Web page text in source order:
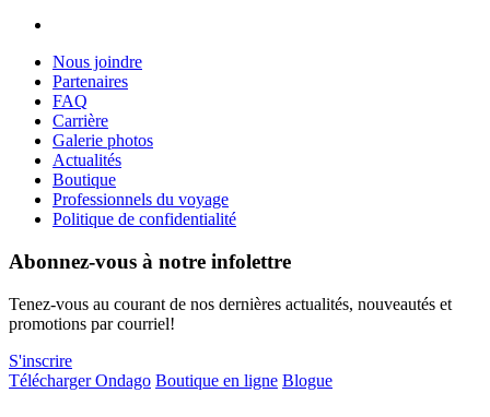
Nous joindre
Partenaires
FAQ
Carrière
Galerie photos
Actualités
Boutique
Professionnels du voyage
Politique de confidentialité
Abonnez-vous à notre infolettre
Tenez-vous au courant de nos dernières actualités, nouveautés et
promotions par courriel!
S'inscrire
Télécharger Ondago Boutique en ligne Blogue